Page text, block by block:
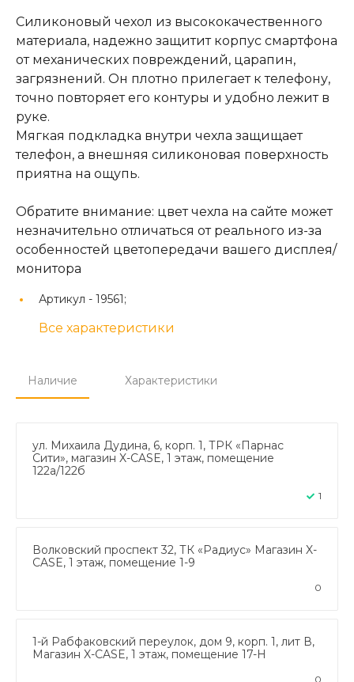
Силиконовый чехол из высококачественного
материала, надежно защитит корпус смартфона
от механических повреждений, царапин,
загрязнений. Он плотно прилегает к телефону,
точно повторяет его контуры и удобно лежит в
руке.
Мягкая подкладка внутри чехла защищает
телефон, а внешняя силиконовая поверхность
приятна на ощупь.
Обратите внимание: цвет чехла на сайте может
незначительно отличаться от реального из-за
особенностей цветопередачи вашего дисплея/
монитора
Артикул - 19561;
Все характеристики
Наличие Характеристики
ул. Михаила Дудина, 6, корп. 1, ТРК «Парнас
Сити», магазин X-CASE, 1 этаж, помещение
122а/122б
1
Волковский проспект 32, ТК «Радиус» Магазин X-
CASE, 1 этаж, помещение 1-9
0
1-й Рабфаковский переулок, дом 9, корп. 1, лит В,
Магазин X-CASE, 1 этаж, помещение 17-Н
0